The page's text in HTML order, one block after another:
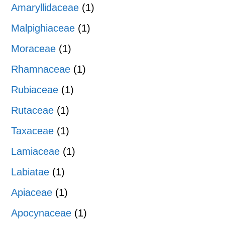
Amaryllidaceae (1)
Malpighiaceae (1)
Moraceae (1)
Rhamnaceae (1)
Rubiaceae (1)
Rutaceae (1)
Taxaceae (1)
Lamiaceae (1)
Labiatae (1)
Apiaceae (1)
Apocynaceae (1)